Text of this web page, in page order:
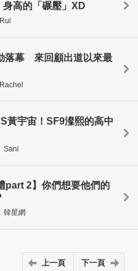
高的「碾壓」XD
Rui
落幕 來回顧出道以來最
Rachel
黃宇宙！SF9澯熙的高中
Sani
part 2】你們想要他們的
韓星網
上一頁 下一頁